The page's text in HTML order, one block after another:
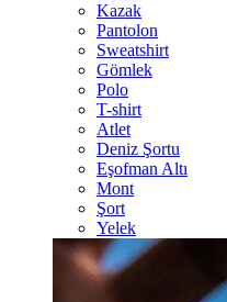
Kazak
Pantolon
Sweatshirt
Gömlek
Polo
T-shirt
Atlet
Deniz Şortu
Eşofman Altı
Mont
Şort
Yelek